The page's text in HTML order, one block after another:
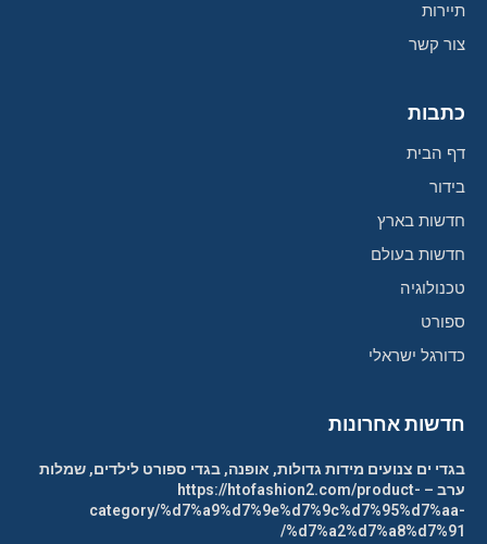
תיירות
צור קשר
כתבות
דף הבית
בידור
חדשות בארץ
חדשות בעולם
טכנולוגיה
ספורט
כדורגל ישראלי
חדשות אחרונות
בגדי ים צנועים מידות גדולות, אופנה, בגדי ספורט לילדים, שמלות
ערב – https://htofashion2.com/product-
category/%d7%a9%d7%9e%d7%9c%d7%95%d7%aa-
%d7%a2%d7%a8%d7%91/